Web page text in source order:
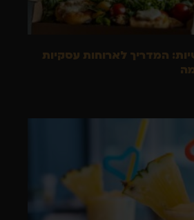
המדריך לארוחות עסקיות